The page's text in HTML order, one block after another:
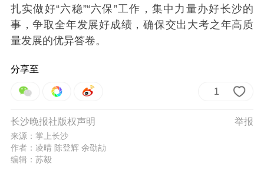
扎实做好“六稳”“六保”工作，集中力量办好长沙的
事，争取全年发展好成绩，确保交出大考之年高质
量发展的优异答卷。
分享至
1
举报
长沙晚报社版权声明
来源：掌上长沙
作者：凌晴 陈登辉 余劭劼
编辑：苏毅